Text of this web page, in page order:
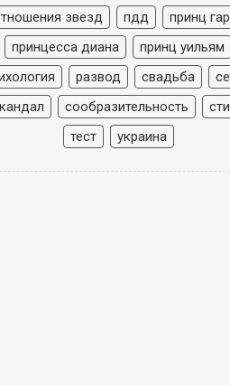
звезд
пдд
принц
принцесса диана
принц уильям
развод свадьба
сообразительность
тест
украина